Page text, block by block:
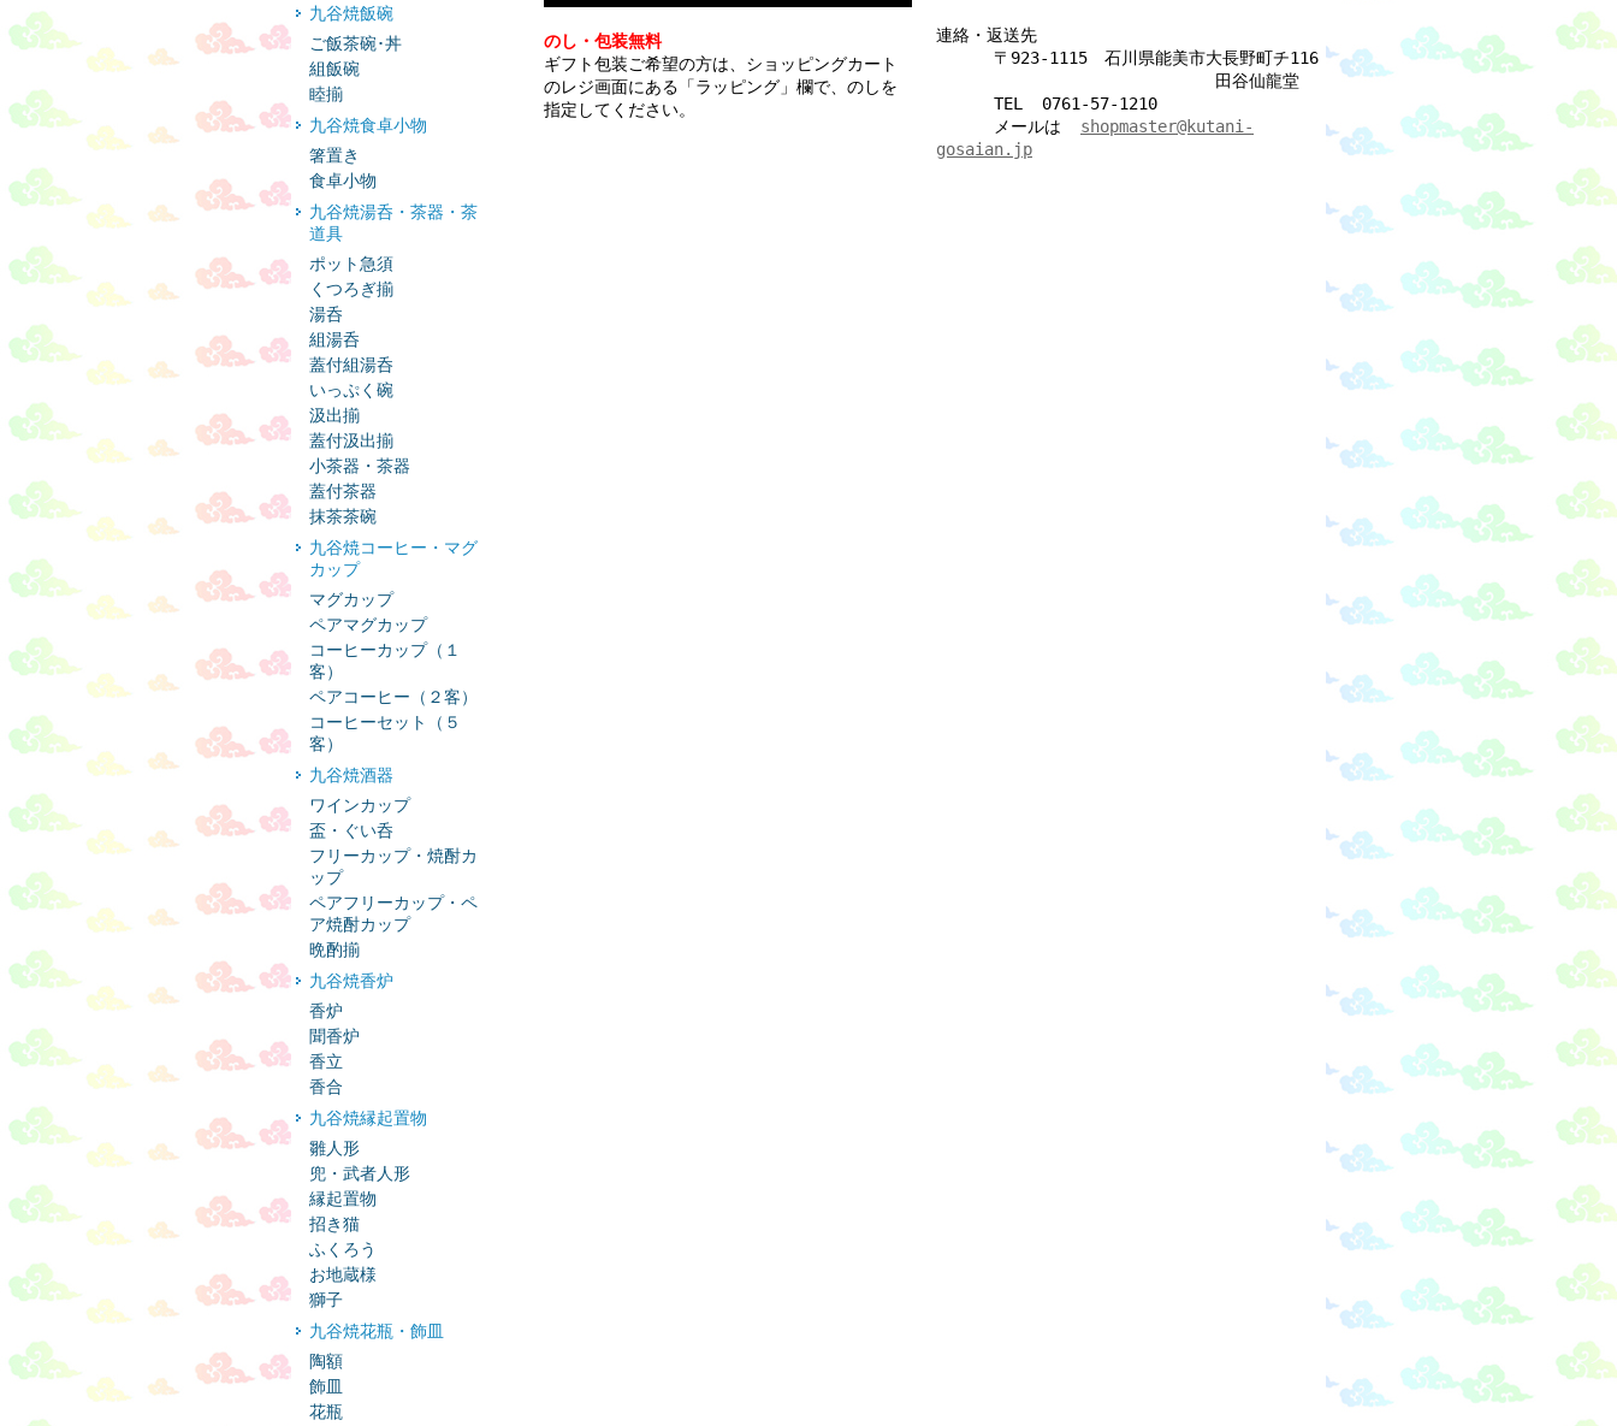
九谷焼飯碗
ご飯茶碗･丼
組飯碗
睦揃
九谷焼食卓小物
箸置き
食卓小物
九谷焼湯呑・茶器・茶
道具
ポット急須
くつろぎ揃
湯呑
組湯呑
蓋付組湯呑
いっぷく碗
汲出揃
蓋付汲出揃
小茶器・茶器
蓋付茶器
抹茶茶碗
九谷焼コーヒー・マグ
カップ
マグカップ
ペアマグカップ
コーヒーカップ（１
客）
ペアコーヒー（２客）
コーヒーセット（５
客）
九谷焼酒器
ワインカップ
盃・ぐい呑
フリーカップ・焼酎カ
ップ
ペアフリーカップ・ペ
ア焼酎カップ
晩酌揃
九谷焼香炉
香炉
聞香炉
香立
香合
九谷焼縁起置物
雛人形
兜・武者人形
縁起置物
招き猫
ふくろう
お地蔵様
獅子
九谷焼花瓶・飾皿
陶額
飾皿
花瓶
連絡・返送先
〒923-1115 石川県能美市大長野町チ116
田谷仙龍堂
TEL 0761-57-1210
メールは
shopmaster@kutani-
gosaian.jp
のし・包装無料
ギフト包装ご希望の方は、ショッピングカート
のレジ画面にある「ラッピング」欄で、のしを
指定してください。